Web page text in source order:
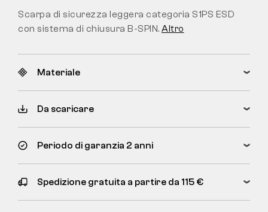
Scarpa di sicurezza leggera categoria S1PS ESD
con sistema di chiusura B-SPIN. Altro
Materiale
Da scaricare
Periodo di garanzia 2 anni
Spedizione gratuita a partire da 115 €